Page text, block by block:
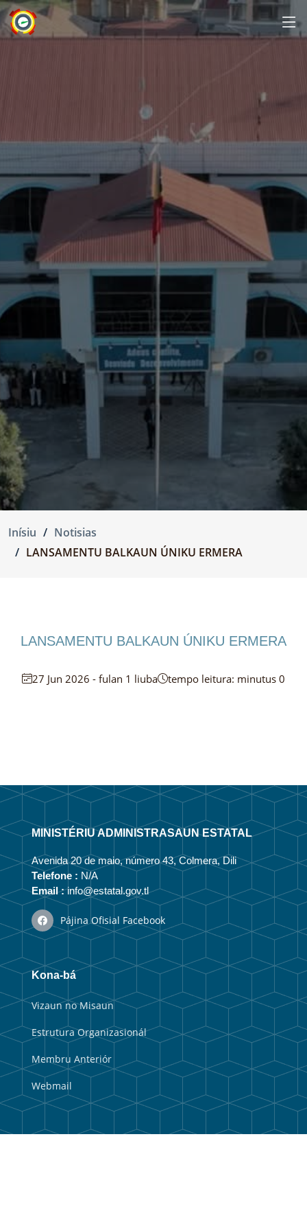
Inísiu
Notisias
LANSAMENTU BALKAUN ÚNIKU ERMERA
LANSAMENTU BALKAUN ÚNIKU ERMERA
27 Jun 2026 - fulan 1 liuba tempo leitura: minutus 0
MINISTÉRIU ADMINISTRASAUN ESTATAL
Avenida 20 de maio, número 43, Colmera, Dili
Telefone : N/A
Email :info@estatal.gov.tl
Pájina Ofisial Facebook
Kona-bá
Vizaun no Misaun
Estrutura Organizasionál
Membru Anteriór
Webmail